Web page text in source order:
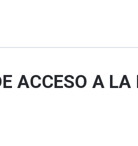
ACCESO A